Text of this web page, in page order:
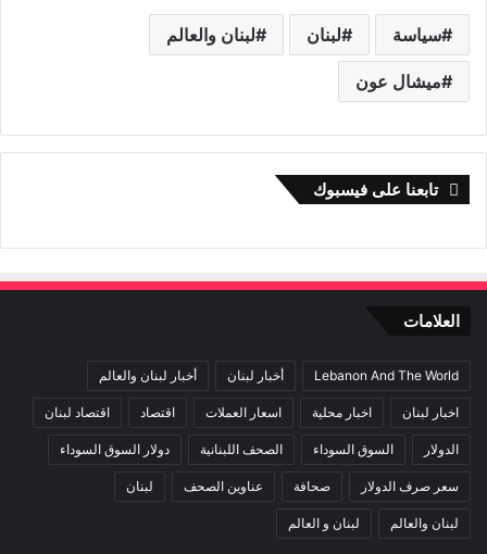
سياسة لبنان لبنان والعالم
ميشال عون
تابعنا على فيسبوك
العلامات
Lebanon And The World أخبار لبنان أخبار لبنان والعالم
اخبار لبنان اخبار محلية اسعار العملات اقتصاد اقتصاد لبنان
الدولار السوق السوداء الصحف اللبنانية دولار السوق السوداء
سعر صرف الدولار صحافة عناوين الصحف لبنان
لبنان والعالم لبنان و العالم